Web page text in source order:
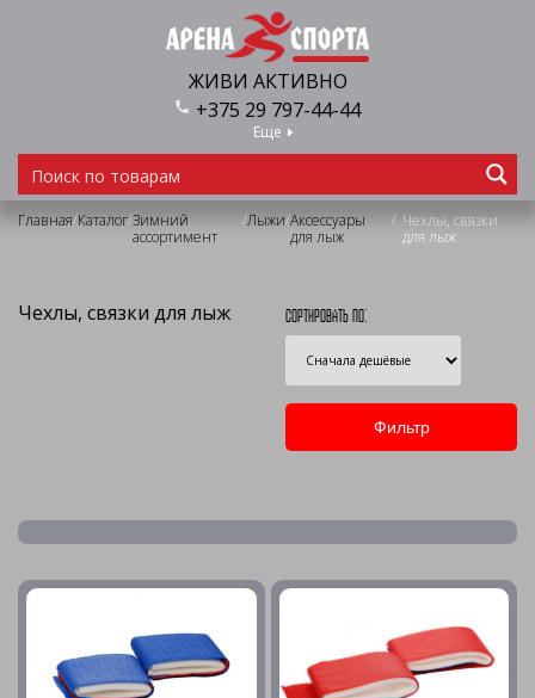
ЖИВИ АКТИВНО
+375 29 797-44-44
Еще
Главная/Каталог/Зимний
ассортимент
/Лыжи/Аксессуары
для лыж
/ Чехлы, связки
для лыж
Чехлы, связки для лыж Сортировать по: